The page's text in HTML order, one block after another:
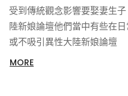
受到傳統觀念影響要娶妻生
陸新娘論壇他們當中有些在
或不吸引異性大陸新娘論壇
MORE